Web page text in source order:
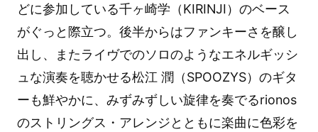
どに参加している千ヶ崎学（KIRINJI）のベース
がぐっと際立つ。後半からはファンキーさを醸し
出し、またライヴでのソロのようなエネルギッシ
ュな演奏を聴かせる松江 潤（SPOOZYS）のギタ
ーも鮮やかに、みずみずしい旋律を奏でるrionos
のストリングス・アレンジとともに楽曲に色彩を